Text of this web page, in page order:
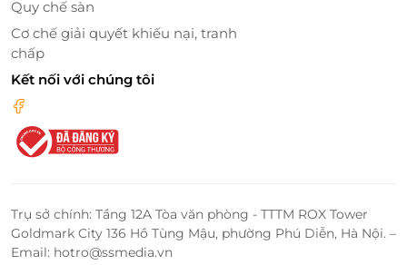
Quy chế sàn
Cơ chế giải quyết khiếu nại, tranh
chấp
Kết nối với chúng tôi
Trụ sở chính: Tầng 12A Tòa văn phòng - TTTM ROX Tower
Goldmark City 136 Hồ Tùng Mậu, phường Phú Diễn, Hà Nội. –
Email: hotro@ssmedia.vn